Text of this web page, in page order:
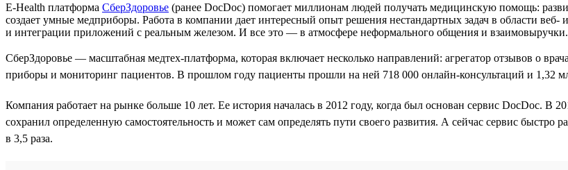
E-Health платформа СберЗдоровье (ранее DocDoc) помогает миллионам людей получать медицинскую помощь:
создает умные медприборы. Работа в компании дает интересный опыт решения нестандартных задач в области
и интеграции приложений с реальным железом. И все это — в атмосфере неформального общения и взаимовыручки.
СберЗдоровье — масштабная медтех-платформа, которая включает несколько направлений: агрегатор отзывов о
приборы и мониторинг пациентов. В прошлом году пациенты прошли на ней 718 000 онлайн-консультаций и 1,32
Компания работает на рынке больше 10 лет. Ее история началась в 2012 году, когда был основан сервис DocDoc. В
сохранил определенную самостоятельность и может сам определять пути своего развития. А сейчас сервис быстро
в 3,5 раза.